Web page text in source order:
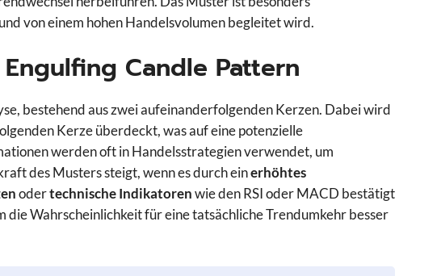
von einem hohen Handelsvolumen begleitet wird.
Candle Pattern
bestehend aus zwei aufeinanderfolgenden Kerzen. Dabei wird
Kerze überdeckt, was auf eine potenzielle
werden oft in Handelsstrategien verwendet, um
des Musters steigt, wenn es durch einerhöhtes
odertechnische Indikatorenwie den RSI oder MACD bestätigt
Wahrscheinlichkeit für eine tatsächliche Trendumkehr besser